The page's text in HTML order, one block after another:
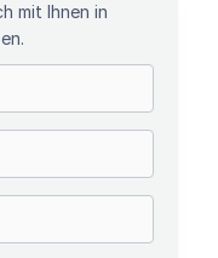
mit Ihnen in